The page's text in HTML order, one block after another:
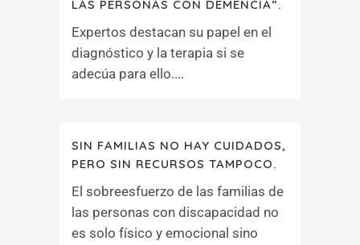
LAS PERSONAS CON DEMENCIA”.
Expertos destacan su papel en el
diagnóstico y la terapia si se
adecúa para ello....
SIN FAMILIAS NO HAY CUIDADOS,
PERO SIN RECURSOS TAMPOCO.
El sobreesfuerzo de las familias de
las personas con discapacidad no
es solo físico y emocional sino